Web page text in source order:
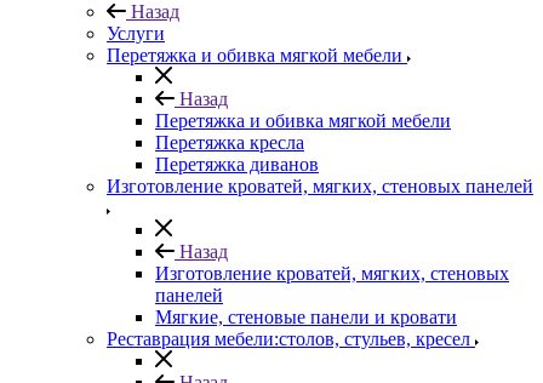
Назад
Услуги
Перетяжка и обивка мягкой мебели
Назад
Перетяжка и обивка мягкой мебели
Перетяжка кресла
Перетяжка диванов
Изготовление кроватей, мягких, стеновых панелей
Назад
Изготовление кроватей, мягких, стеновых
панелей
Мягкие, стеновые панели и кровати
Реставрация мебели:столов, стульев, кресел